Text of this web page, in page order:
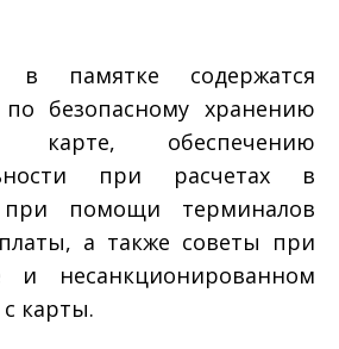
в памятке содержатся
безопасному хранению
карте, обеспечению
при расчетах в
помощи терминалов
а также советы при
и несанкционированном
карты.